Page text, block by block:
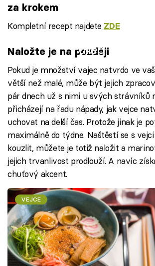
za krokem
Kompletní recept najdete ZDE
Failed to fetch
Naložte je na později
Pokud je množství vajec natvrdo ve
větší než malé, může být jejich
pár dnech už s nimi u svých strávníků
přicházejí na řadu nápady, jak vejce
uchovat na delší čas. Protože jinak je
maximálně do týdne. Naštěstí se s vejci
kouzlit, můžete je totiž naložit a
jejich trvanlivost prodlouží. A navíc
chuťový akcent.
VEJCE